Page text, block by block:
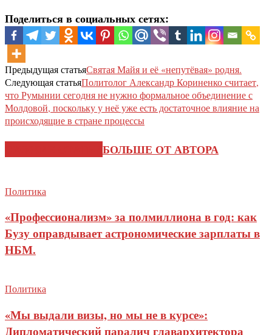
Поделиться в социальных сетях:
Предыдущая статьяСвятая Майя и её «непутёвая» родня.
Следующая статьяПолитолог Александр Кориненко считает,
что Румынии сегодня не нужно формальное объединение с
Молдовой, поскольку у неё уже есть достаточное влияние на
происходящие в стране процессы
БОЛЬШЕ ОТ АВТОРА
Политика
«Профессионализм» за полмиллиона в год: как
Бузу оправдывает астрономические зарплаты в
НБМ.
Политика
«Мы выдали визы, но мы не в курсе»:
Дипломатический паралич главархитектора